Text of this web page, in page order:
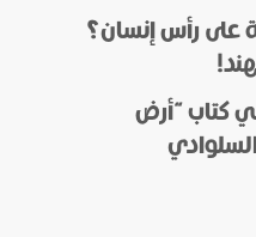
على رأس إنسان؟
كتاب “أرض